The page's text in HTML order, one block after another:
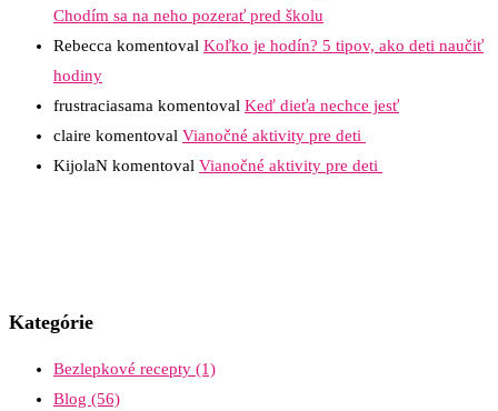
Chodím sa na neho pozerať pred školu
Rebecca komentoval Koľko je hodín? 5 tipov, ako deti naučiť
hodiny
frustraciasama komentoval Keď dieťa nechce jesť
claire komentoval Vianočné aktivity pre deti
KijolaN komentoval Vianočné aktivity pre deti
Kategórie
Bezlepkové recepty (1)
Blog (56)